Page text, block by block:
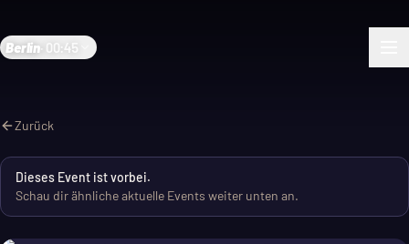
Berlin 00:45
Zurück
Dieses Event ist vorbei.
Schau dir ähnliche aktuelle Events weiter unten an.